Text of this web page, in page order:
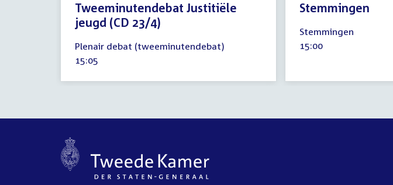
Tweeminutendebat Justitiële
jeugd (CD 23/4)
mei
2026
Plenair debat (tweeminutendebat)
Tijd
15:05
Stemmingen
juni
2026
Stemmingen
Tijd
15:00